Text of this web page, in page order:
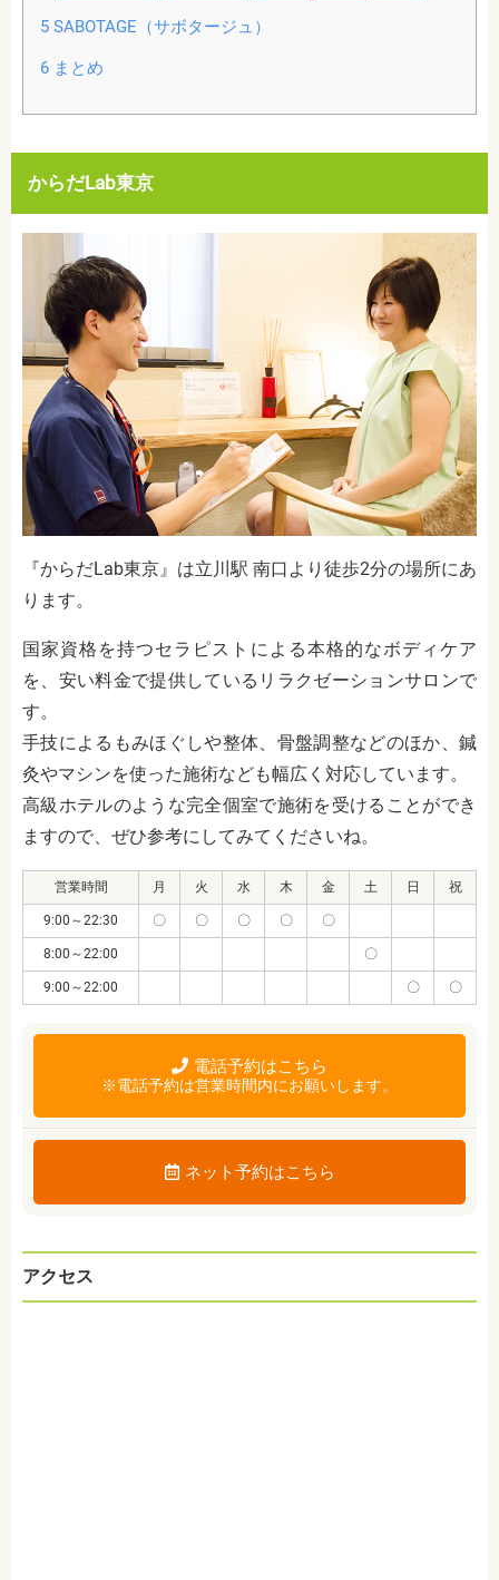
5SABOTAGE（サボタージュ）
6まとめ
からだLab東京
『からだLab東京』は立川駅 南口より徒歩2分の場所にあ
ります。
国家資格を持つセラピストによる本格的なボディケア
を、安い料金で提供しているリラクゼーションサロンで
す。
手技によるもみほぐしや整体、骨盤調整などのほか、鍼
灸やマシンを使った施術なども幅広く対応しています。
高級ホテルのような完全個室で施術を受けることができ
ますので、ぜひ参考にしてみてくださいね。
営業時間 月 火 水 木 金 土 日 祝
9:00～22:30 〇 〇 〇 〇 〇
8:00～22:00 〇
9:00～22:00 〇 〇
電話予約はこちら
※電話予約は営業時間内にお願いします。
ネット予約はこちら
アクセス